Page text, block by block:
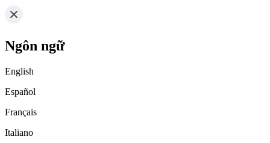
Ngôn ngữ
English
Español
Français
Italiano